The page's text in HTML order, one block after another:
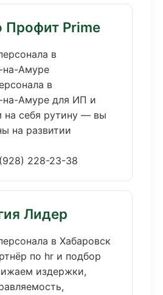
Профит Prime
в
на-Амуре
в
на-Амуре для ИП и
себя рутину — вы
на развитии
228-23-38
Лидер
в Хабаровск
по hr и подбор
издержки,